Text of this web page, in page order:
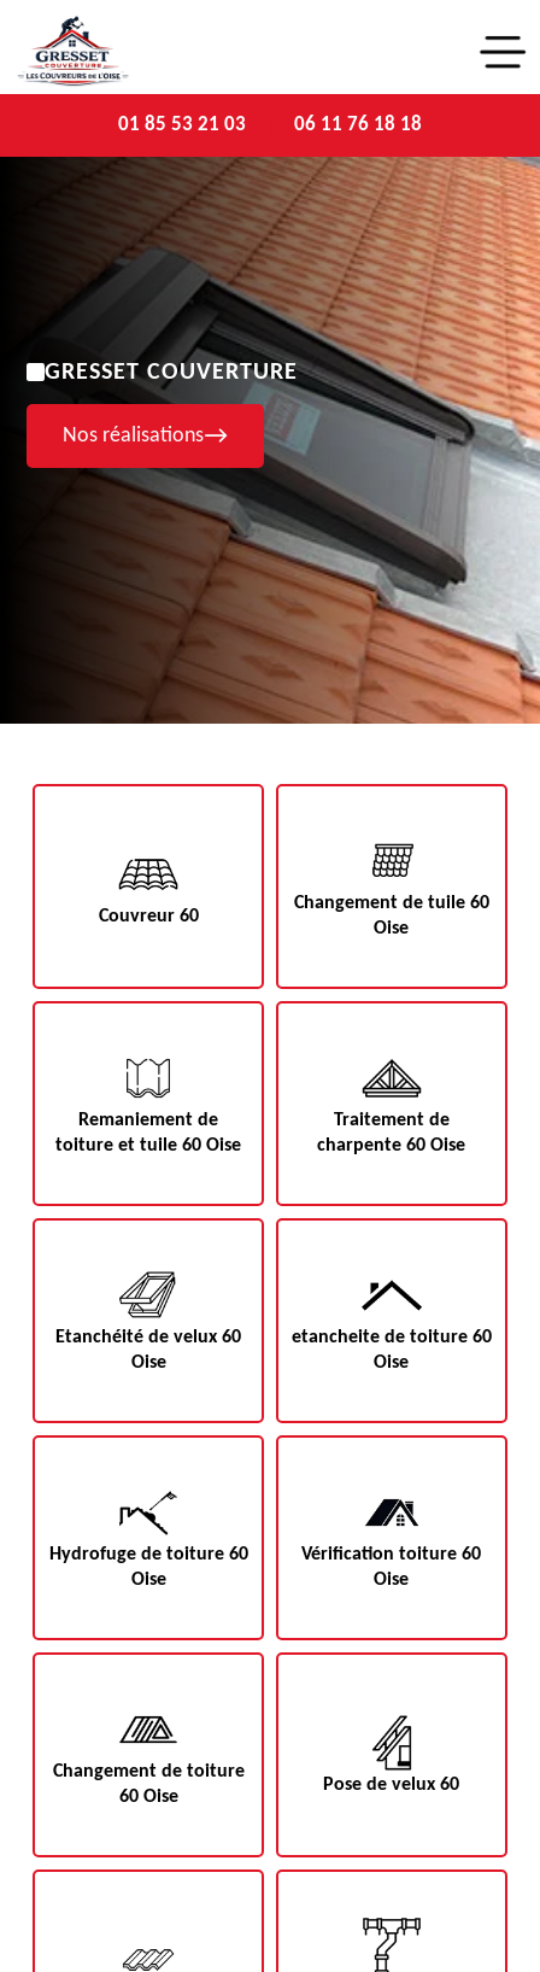
01 85 53 21 03 06 11 76 18 18
GRESSET COUVERTURE
Nos réalisations
Couvreur 60
Changement de tuile 60
Oise
Remaniement de
toiture et tuile 60 Oise
Traitement de
charpente 60 Oise
Etanchéité de velux 60
Oise
etancheite de toiture 60
Oise
Hydrofuge de toiture 60
Oise
Vérification toiture 60
Oise
Changement de toiture
60 Oise
Pose de velux 60